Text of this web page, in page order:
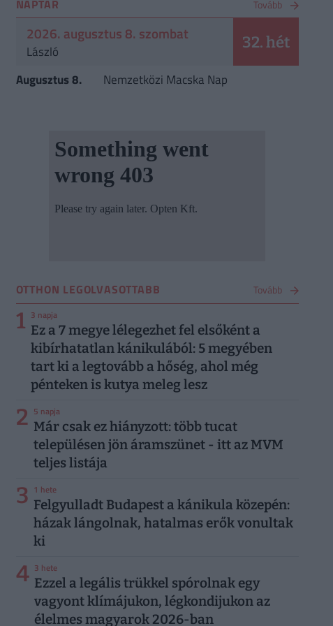
NAPTÁR Tovább
2026. augusztus 8. szombat
László 32. hét
Augusztus 8. Nemzetközi Macska Nap
OTTHON LEGOLVASOTTABB Tovább
1 3 napja
Ez a 7 megye lélegezhet fel elsőként a
kibírhatatlan kánikulából: 5 megyében
tart ki a legtovább a hőség, ahol még
pénteken is kutya meleg lesz
2 5 napja
Már csak ez hiányzott: több tucat
településen jön áramszünet - itt az MVM
teljes listája
3 1 hete
Felgyulladt Budapest a kánikula közepén:
házak lángolnak, hatalmas erők vonultak
ki
4 3 hete
Ezzel a legális trükkel spórolnak egy
vagyont klímájukon, légkondijukon az
élelmes magyarok 2026-ban